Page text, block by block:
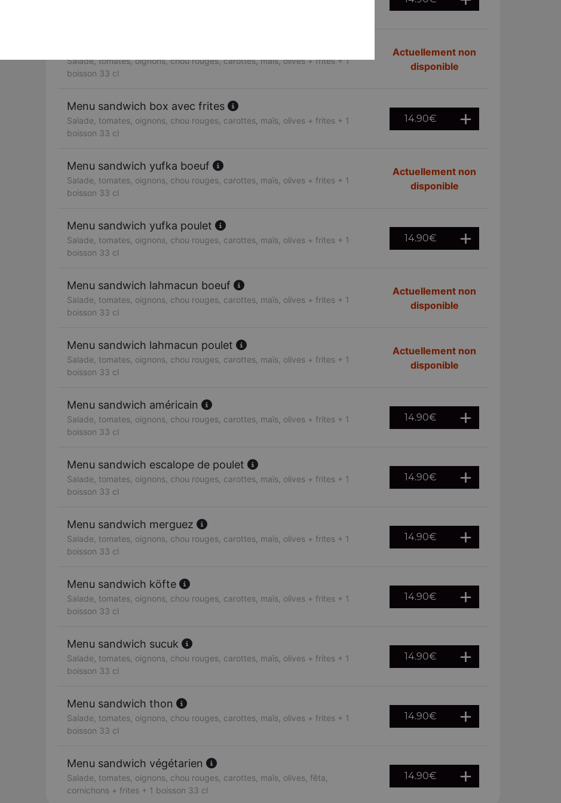
Salade, tomates, oignons, chou rouges, carottes, maïs, olives + frites + 1
boisson 33 cl
Actuellement non
disponible
Menu sandwich box avec frites
Salade, tomates, oignons, chou rouges, carottes, maïs, olives + frites + 1
boisson 33 cl
14.90€
Menu sandwich yufka boeuf
Salade, tomates, oignons, chou rouges, carottes, maïs, olives + frites + 1
boisson 33 cl
Actuellement non
disponible
Menu sandwich yufka poulet
Salade, tomates, oignons, chou rouges, carottes, maïs, olives + frites + 1
boisson 33 cl
14.90€
Menu sandwich lahmacun boeuf
Salade, tomates, oignons, chou rouges, carottes, maïs, olives + frites + 1
boisson 33 cl
Actuellement non
disponible
Menu sandwich lahmacun poulet
Salade, tomates, oignons, chou rouges, carottes, maïs, olives + frites + 1
boisson 33 cl
Actuellement non
disponible
Menu sandwich américain
Salade, tomates, oignons, chou rouges, carottes, maïs, olives + frites + 1
boisson 33 cl
14.90€
Menu sandwich escalope de poulet
Salade, tomates, oignons, chou rouges, carottes, maïs, olives + frites + 1
boisson 33 cl
14.90€
Menu sandwich merguez
Salade, tomates, oignons, chou rouges, carottes, maïs, olives + frites + 1
boisson 33 cl
14.90€
Menu sandwich köfte
Salade, tomates, oignons, chou rouges, carottes, maïs, olives + frites + 1
boisson 33 cl
14.90€
Menu sandwich sucuk
Salade, tomates, oignons, chou rouges, carottes, maïs, olives + frites + 1
boisson 33 cl
14.90€
Menu sandwich thon
Salade, tomates, oignons, chou rouges, carottes, maïs, olives + frites + 1
boisson 33 cl
14.90€
Menu sandwich végétarien
Salade, tomates, oignons, chou rouges, carottes, maïs, olives, fêta,
cornichons + frites + 1 boisson 33 cl
14.90€